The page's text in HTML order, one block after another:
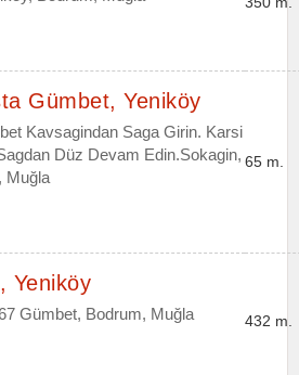
Gümbet, Yeniköy
Kavsagindan Saga Girin. Karsi
Düz Devam Edin.Sokagin,
Muğla
65 m.
Yeniköy
Gümbet, Bodrum, Muğla 432 m.